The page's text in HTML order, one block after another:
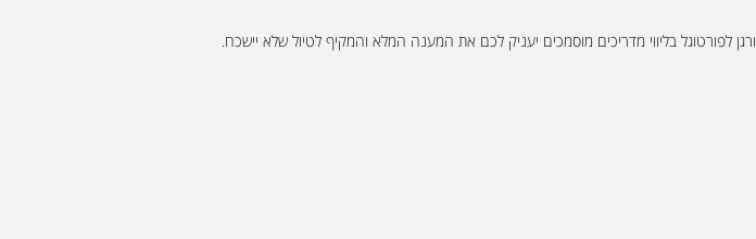
לפורטוגל בליווי מדריכים מוסמכים יעניק לכם את המענה המלא והמקיף לטיול שלא יישכח.